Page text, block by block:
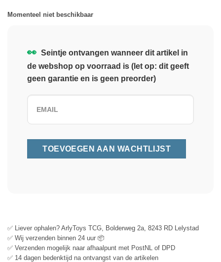
Momenteel niet beschikbaar
👀 Seintje ontvangen wanneer dit artikel in
de webshop op voorraad is (let op: dit geeft
geen garantie en is geen preorder)
✅ Liever ophalen? ArlyToys TCG, Bolderweg 2a, 8243 RD Lelystad
✅ Wij verzenden binnen 24 uur 📦
✅ Verzenden mogelijk naar afhaalpunt met PostNL of DPD
✅ 14 dagen bedenktijd na ontvangst van de artikelen